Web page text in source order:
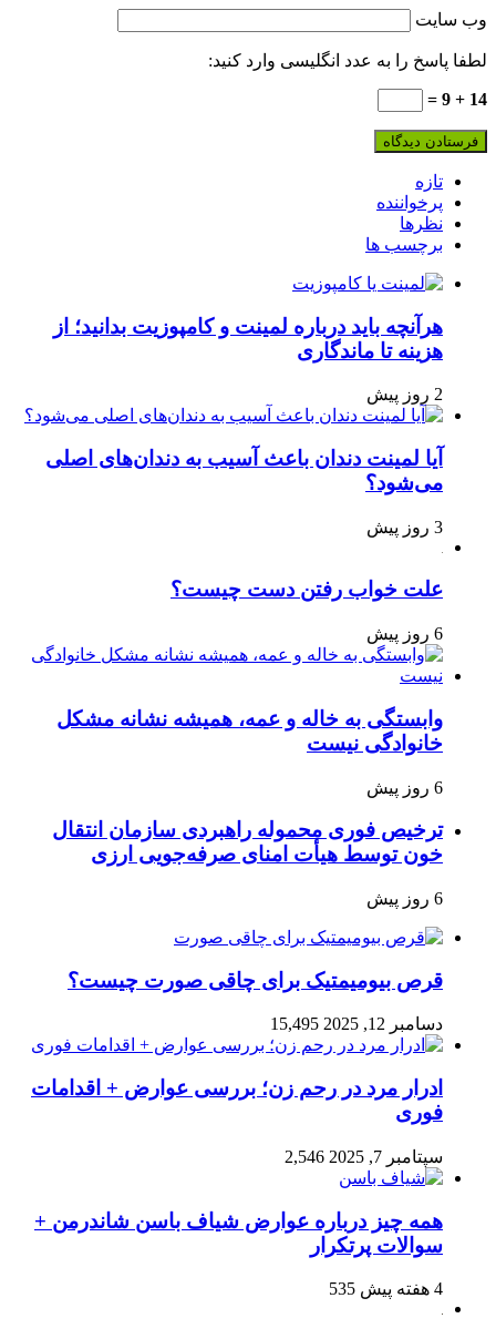
وب‌ سایت
لطفا پاسخ را به عدد انگلیسی وارد کنید:
14 + 9 =
تازه
پرخواننده
نظرها
برچسب ها
هرآنچه باید درباره لمینت و کامپوزیت بدانید؛ از
هزینه تا ماندگاری
2 روز پیش
آیا لمینت دندان باعث آسیب به دندان‌های اصلی
می‌شود؟
3 روز پیش
علت خواب رفتن دست چیست؟
6 روز پیش
وابستگی به خاله و عمه، همیشه نشانه مشکل
خانوادگی نیست
6 روز پیش
ترخیص فوری محموله راهبردی سازمان انتقال
خون توسط هیأت امنای صرفه‌جویی ارزی
6 روز پیش
قرص بیومیمتیک برای چاقی صورت چیست؟
دسامبر 12, 2025 15,495
ادرار مرد در رحم زن؛ بررسی عوارض + اقدامات
فوری
سپتامبر 7, 2025 2,546
همه چیز درباره عوارض شیاف باسن شاندرمن +
سوالات پرتکرار
4 هفته پیش 535